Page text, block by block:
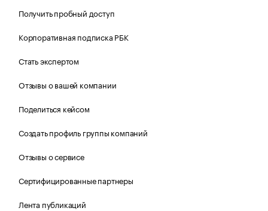
Получить пробный доступ
Корпоративная подписка РБК
Стать экспертом
Отзывы о вашей компании
Поделиться кейсом
Создать профиль группы компаний
Отзывы о сервисе
Сертифицированные партнеры
Лента публикаций